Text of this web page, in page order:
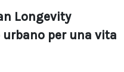
Longevity
per una vita